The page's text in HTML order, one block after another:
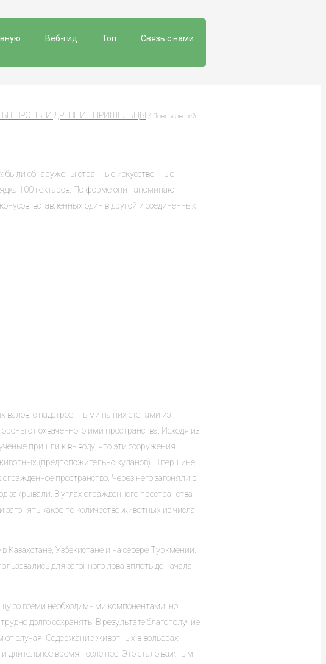
Связь с нами
Топ
Веб-гид
ЕВРОПЫ И ДРЕВНИЕ ПРИШЕЛЬЦЫ / Ловцы зверей
были обнаружены странные искусственные
100 гектаров. По форме они напоминают
вставленных один в другой и соединенных
валов, с надстроенными на них стенами из
от охваченного ими пространства. Исходя из
пришли к выводу, что эти сооружения
(предположительно куланов). В вершине
пространство. Через него загоняли в
закрывали. В углах огражденного пространства
какое-то количество животных из числа
Узбекистане и на севере Туркмении.
для загонного лова вплоть до начала
со всеми необходимыми компонентами, но
долго сохранять. В результате благополучие
случая. Содержание животных в вольерах
длительное время после нее. Это стало важным